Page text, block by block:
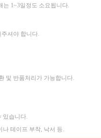
는 1~3일정도 소요됩니다.
셔야 합니다.
및 반품처리가 가능합니다.
있습니다.
나 테이프 부착, 낙서 등.